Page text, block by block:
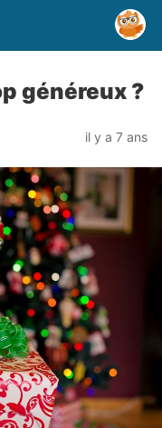
généreux ?
il y a 7 ans